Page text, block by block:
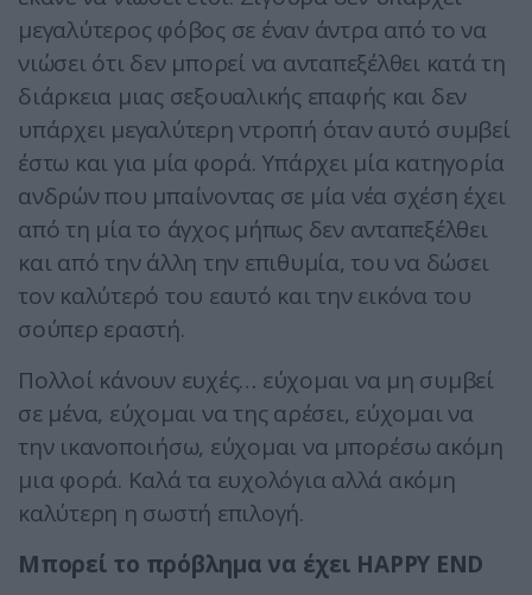
μεγαλύτερος φόβος σε έναν άντρα από το να
νιώσει ότι δεν μπορεί να ανταπεξέλθει κατά τη
διάρκεια μιας σεξουαλικής επαφής και δεν
υπάρχει μεγαλύτερη ντροπή όταν αυτό συμβεί
έστω και για μία φορά. Υπάρχει μία κατηγορία
ανδρών που μπαίνοντας σε μία νέα σχέση έχει
από τη μία το άγχος μήπως δεν ανταπεξέλθει
και από την άλλη την επιθυμία, του να δώσει
τον καλύτερό του εαυτό και την εικόνα του
σούπερ εραστή.
Πολλοί κάνουν ευχές… εύχομαι να μη συμβεί
σε μένα, εύχομαι να της αρέσει, εύχομαι να
την ικανοποιήσω, εύχομαι να μπορέσω ακόμη
μια φορά. Καλά τα ευχολόγια αλλά ακόμη
καλύτερη η σωστή επιλογή.
Μπορεί το πρόβλημα να έχει HAPPY END